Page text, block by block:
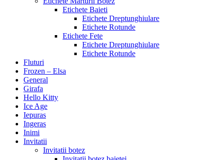
Etichete Baieti
Etichete Dreptunghiulare
Etichete Rotunde
Etichete Fete
Etichete Dreptunghiulare
Etichete Rotunde
Fluturi
Frozen – Elsa
General
Girafa
Hello Kitty
Ice Age
Iepuras
Ingeras
Inimi
Invitatii
Invitatii botez